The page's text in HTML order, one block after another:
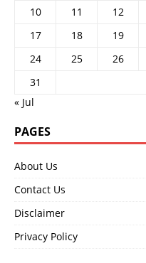
10
11 12
17
18 19
24
25 26
31
« Jul
PAGES
About Us
Contact Us
Disclaimer
Privacy Policy